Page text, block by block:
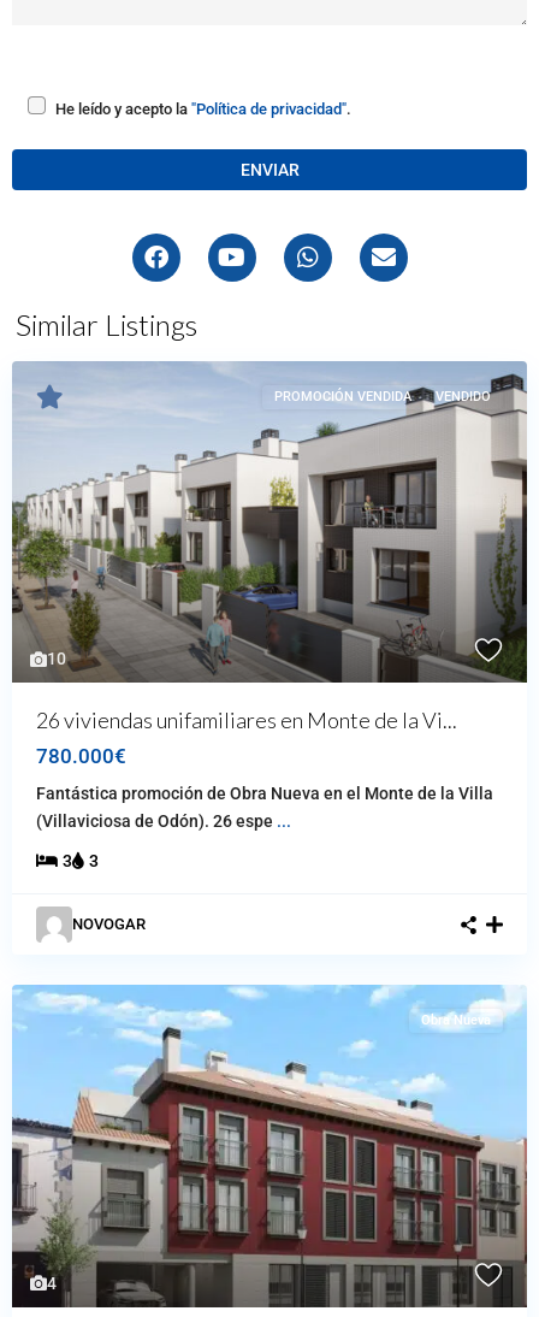
He leído y acepto la "Política de privacidad".
Similar Listings
10
PROMOCIÓN VENDIDA VENDIDO
26 viviendas unifamiliares en Monte de la Vi...
780.000€
Fantástica promoción de Obra Nueva en el Monte de la Villa
(Villaviciosa de Odón). 26 espe ...
3 3
NOVOGAR
4
Obra Nueva